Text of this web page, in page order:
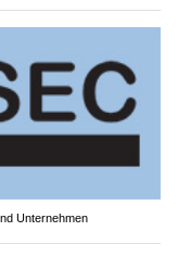
Unternehmen